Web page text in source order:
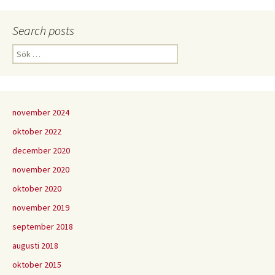
Search posts
Sök
efter:
november 2024
oktober 2022
december 2020
november 2020
oktober 2020
november 2019
september 2018
augusti 2018
oktober 2015